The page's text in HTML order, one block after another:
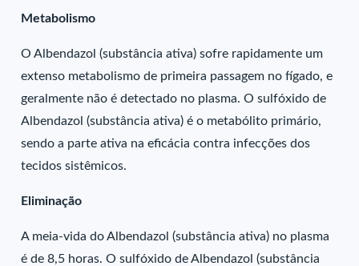
Metabolismo
O Albendazol (substância ativa) sofre rapidamente um
extenso metabolismo de primeira passagem no fígado, e
geralmente não é detectado no plasma. O sulfóxido de
Albendazol (substância ativa) é o metabólito primário,
sendo a parte ativa na eficácia contra infecções dos
tecidos sistêmicos.
Eliminação
A meia-vida do Albendazol (substância ativa) no plasma
é de 8,5 horas. O sulfóxido de Albendazol (substância